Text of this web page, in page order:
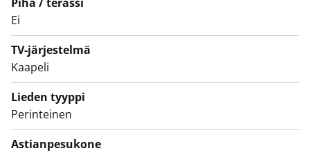
neljän/viiden huoneen asunnoissa erillinen wc.
Yhdessä viereisen taloyhtiön kanssa rakennukset
muodostavat suojaisan pihapiirin, jonka keskellä on
vehreä leikkipiha.
Ei
TV-järjestelmä
Kaapeli
Lieden tyyppi
Perinteinen
Astianpesukone